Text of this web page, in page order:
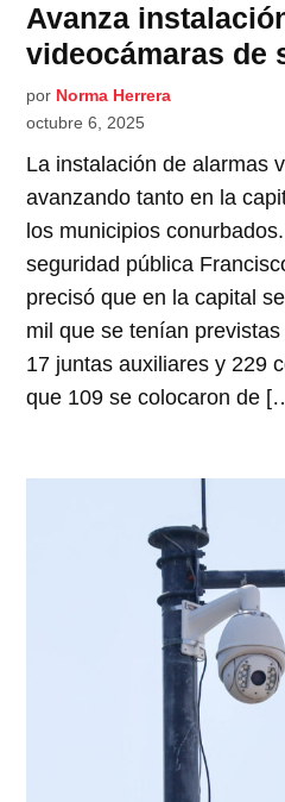
Avanza
videocámaras de
por Norma Herrera
octubre 6, 2025
La instalación de alarmas
avanzando​ tanto en la
los municipios
seguridad pública
precisó que en la capital
mil que se tenían
17 juntas auxiliares y 229
que 109 se colocaron de